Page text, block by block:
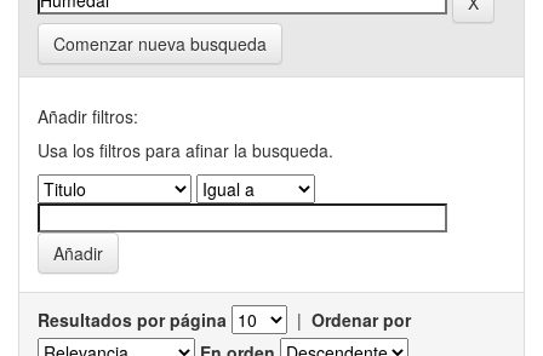
Comenzar nueva busqueda
Añadir filtros:
Usa los filtros para afinar la busqueda.
Resultados por página | Ordenar por